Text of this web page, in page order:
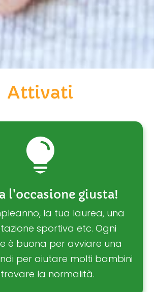
Attivati

l'occasione giusta!
la tua laurea, una
sportiva etc. Ogni
è buona per avviare una
per aiutare molti bambini
la normalità.